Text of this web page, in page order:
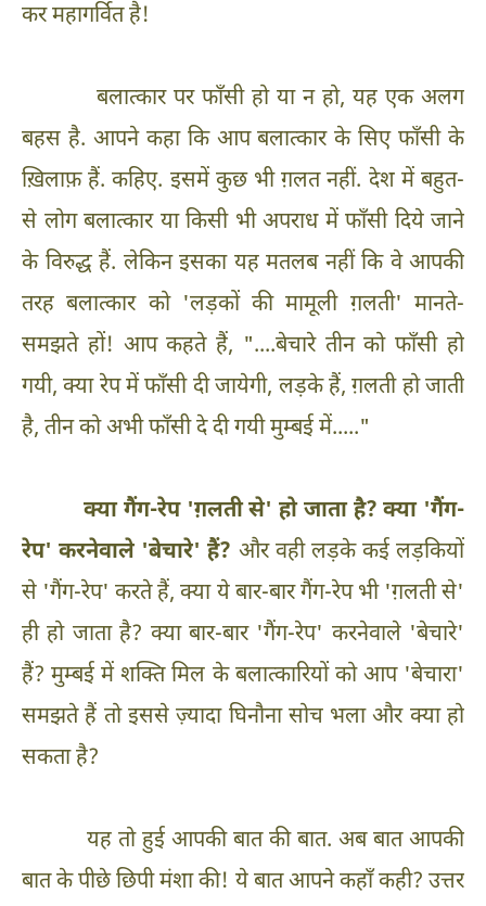
कर महागर्वित है!
बलात्कार पर फाँसी हो या न हो, यह एक अलग
बहस है. आपने कहा कि आप बलात्कार के सिए फाँसी के
ख़िलाफ़ हैं. कहिए. इसमें कुछ भी ग़लत नहीं. देश में बहुत-
से लोग बलात्कार या किसी भी अपराध में फाँसी दिये जाने
के विरुद्ध हैं. लेकिन इसका यह मतलब नहीं कि वे आपकी
तरह बलात्कार को 'लड़कों की मामूली ग़लती' मानते-
समझते हों! आप कहते हैं, "....बेचारे तीन को फाँसी हो
गयी, क्या रेप में फाँसी दी जायेगी, लड़के हैं, ग़लती हो जाती
है, तीन को अभी फाँसी दे दी गयी मुम्बई में....."
क्या गैंग-रेप 'ग़लती से' हो जाता है? क्या 'गैंग-
रेप' करनेवाले 'बेचारे' हैं? और वही लड़के कई लड़कियों
से 'गैंग-रेप' करते हैं, क्या ये बार-बार गैंग-रेप भी 'ग़लती से'
ही हो जाता है? क्या बार-बार 'गैंग-रेप' करनेवाले 'बेचारे'
हैं? मुम्बई में शक्ति मिल के बलात्कारियों को आप 'बेचारा'
समझते हैं तो इससे ज़्यादा घिनौना सोच भला और क्या हो
सकता है?
यह तो हुई आपकी बात की बात. अब बात आपकी
बात के पीछे छिपी मंशा की! ये बात आपने कहाँ कही? उत्तर